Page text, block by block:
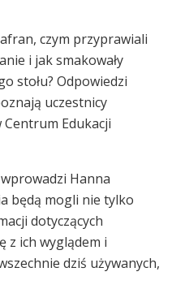
czym przyprawiali
i jak smakowały
stołu? Odpowiedzi
uczestnicy
Edukacji
Hanna
będą mogli nie tylko
dotyczących
z ich wyglądem i
dziś używanych,